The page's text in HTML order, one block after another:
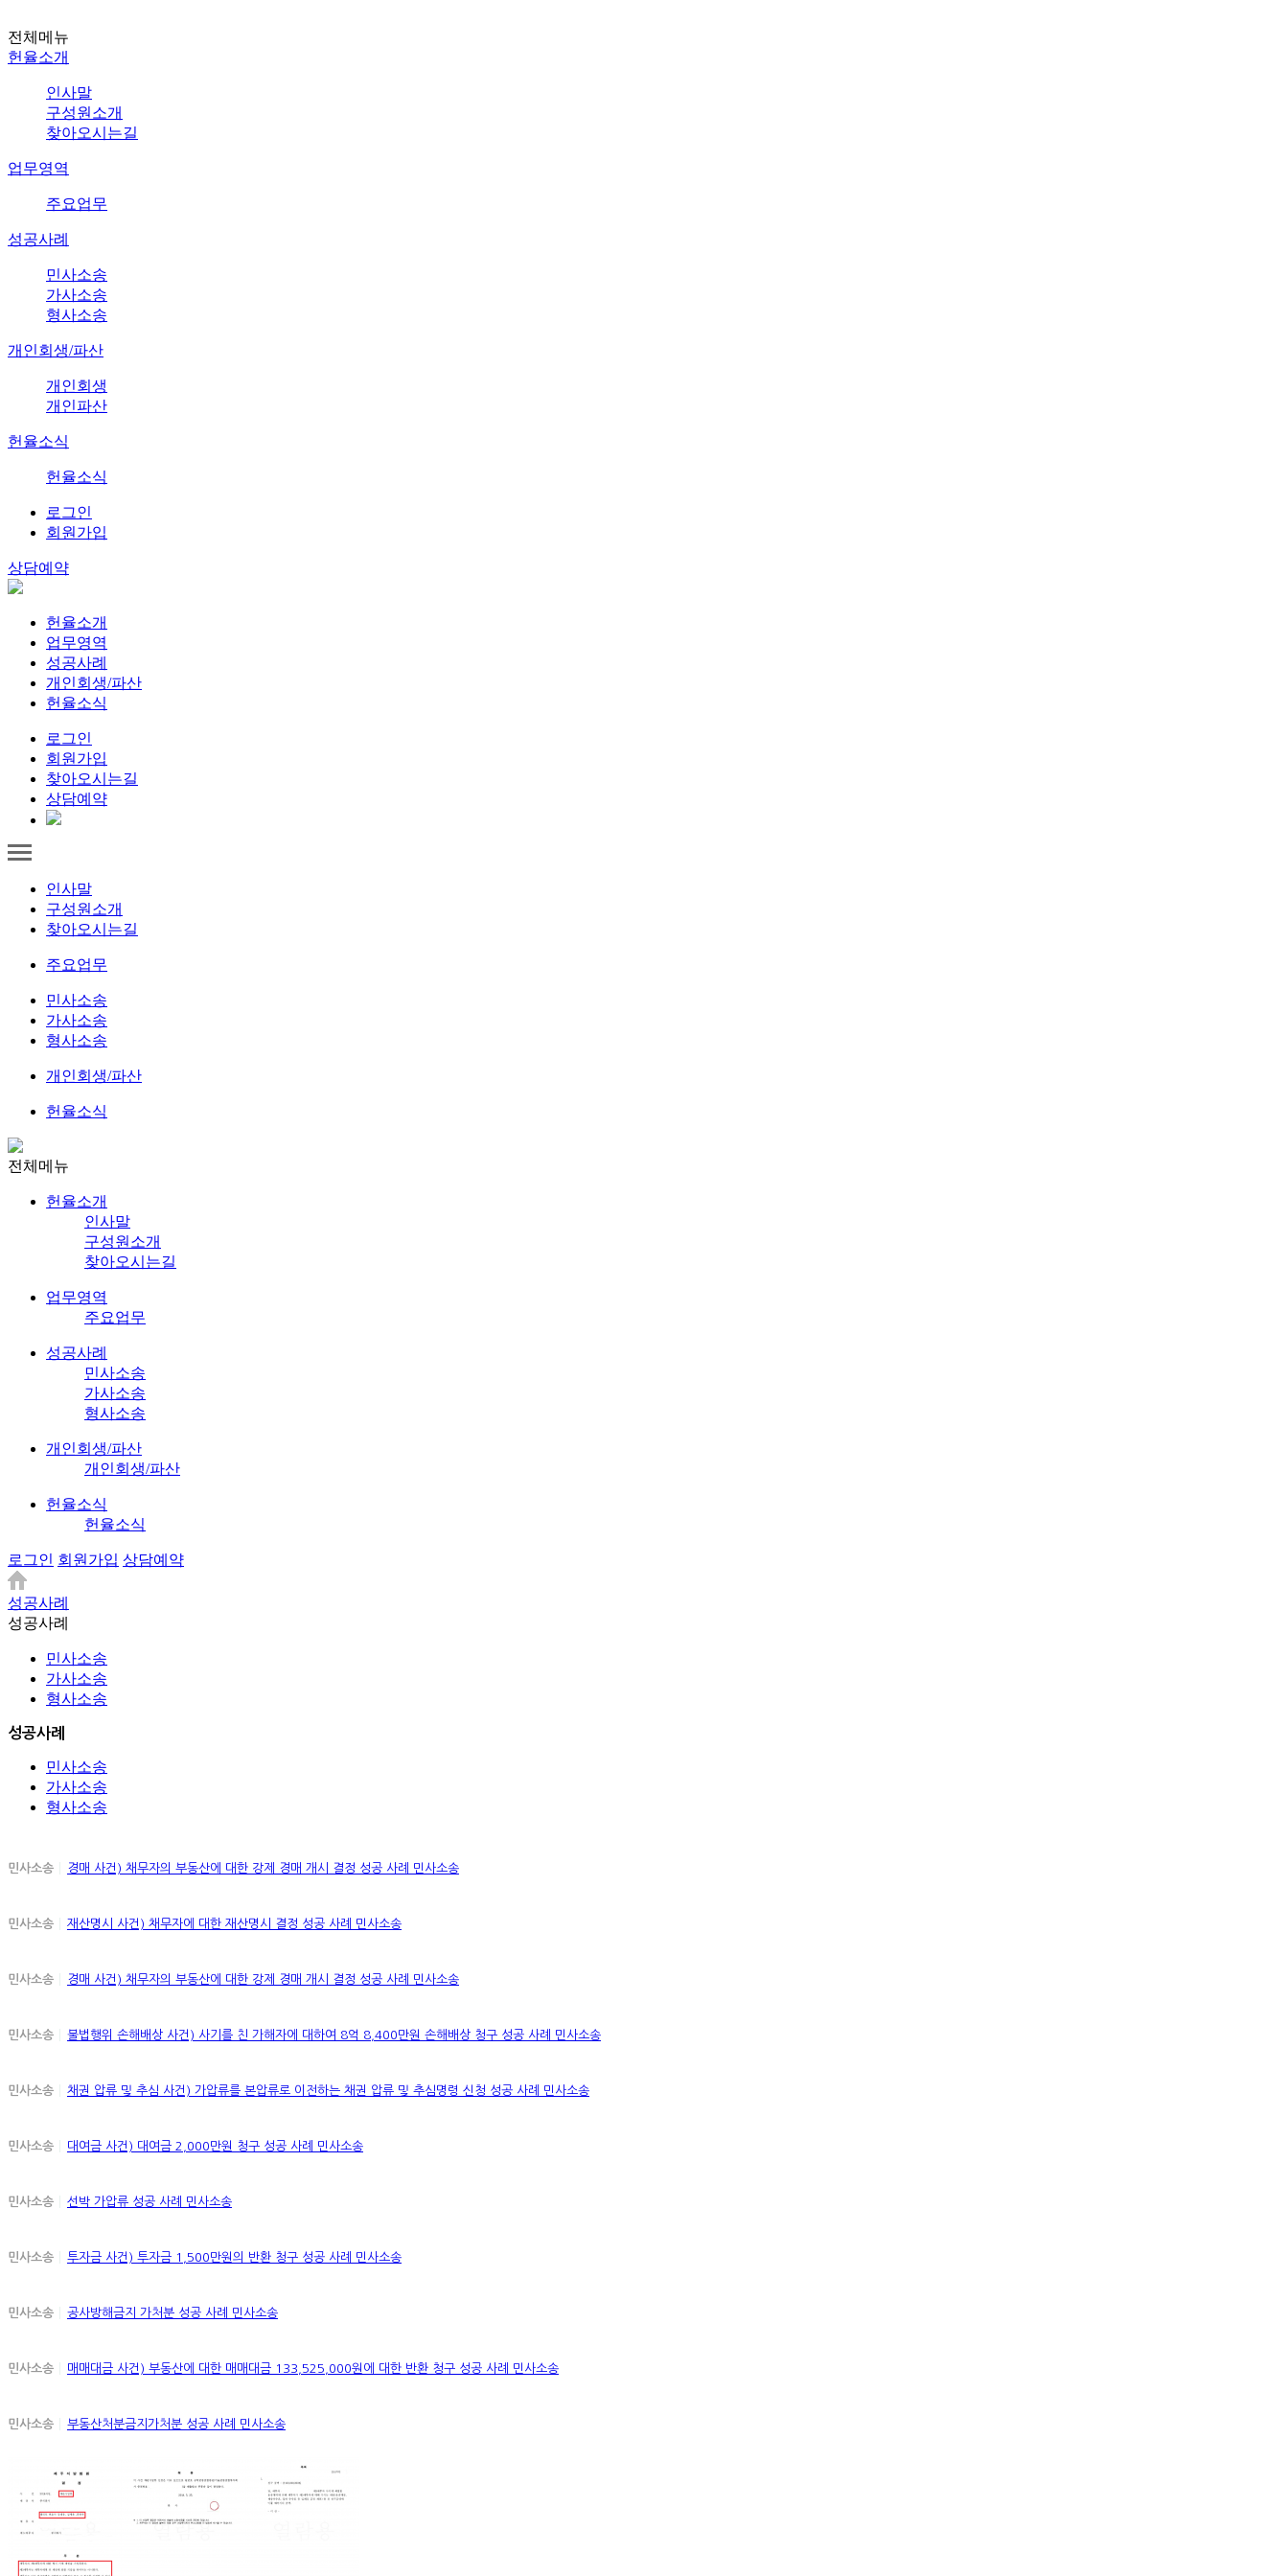
전체메뉴
헌율소개
인사말
구성원소개
찾아오시는길
업무영역
주요업무
성공사례
민사소송
가사소송
형사소송
개인회생/파산
개인회생
개인파산
헌율소식
헌율소식
로그인
회원가입
상담예약
헌율소개
업무영역
성공사례
개인회생/파산
헌율소식
로그인
회원가입
찾아오시는길
상담예약
인사말
구성원소개
찾아오시는길
주요업무
민사소송
가사소송
형사소송
개인회생/파산
헌율소식
전체메뉴
헌율소개
인사말
구성원소개
찾아오시는길
업무영역
주요업무
성공사례
민사소송
가사소송
형사소송
개인회생/파산
개인회생/파산
헌율소식
헌율소식
로그인 회원가입 상담예약
성공사례
성공사례
민사소송
가사소송
형사소송
성공사례
민사소송
가사소송
형사소송
민사소송 경매 사건) 채무자의 부동산에 대한 강제 경매 개시 결정 성공 사례 민사소송
민사소송 재산명시 사건) 채무자에 대한 재산명시 결정 성공 사례 민사소송
민사소송 경매 사건) 채무자의 부동산에 대한 강제 경매 개시 결정 성공 사례 민사소송
민사소송 불법행위 손해배상 사건) 사기를 친 가해자에 대하여 8억 8,400만원 손해배상 청구 성공 사례 민사소송
민사소송 채권 압류 및 추심 사건) 가압류를 본압류로 이전하는 채권 압류 및 추심명령 신청 성공 사례 민사소송
민사소송 대여금 사건) 대여금 2,000만원 청구 성공 사례 민사소송
민사소송 선박 가압류 성공 사례 민사소송
민사소송 투자금 사건) 투자금 1,500만원의 반환 청구 성공 사례 민사소송
민사소송 공사방해금지 가처분 성공 사례 민사소송
민사소송 매매대금 사건) 부동산에 대한 매매대금 133,525,000원에 대한 반환 청구 성공 사례 민사소송
민사소송 부동산처분금지가처분 성공 사례 민사소송